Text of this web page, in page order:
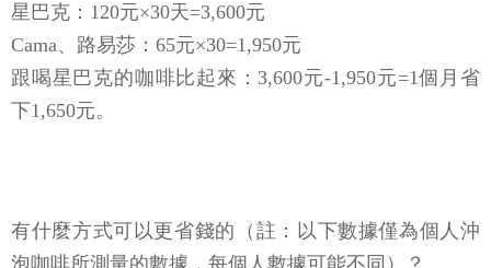
星巴克：120元×30天=3,600元
Cama、路易莎：65元×30=1,950元
跟喝星巴克的咖啡比起來：3,600元-1,950元=1個月省
下1,650元。
有什麼方式可以更省錢的（註：以下數據僅為個人沖
泡咖啡所測量的數據，每個人數據可能不同）？